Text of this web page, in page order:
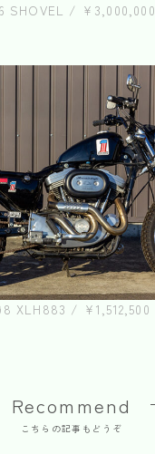
SHOVEL / ¥3,000,000
XLH883 / ¥1,512,500
Recommend
こちらの記事もどうぞ